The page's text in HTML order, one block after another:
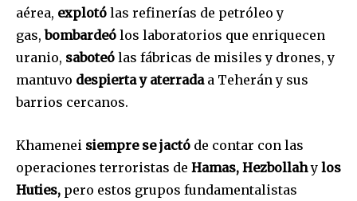
aérea, explotó las refinerías de petróleo y
gas,bombardeó los laboratorios que enriquecen
uranio, saboteó las fábricas de misiles y drones, y
mantuvo despierta y aterrada a Teherán y sus
barrios cercanos.
Khamenei siempre se jactó de contar con las
operaciones terroristas de Hamas, Hezbollahy los
Huties, pero estos grupos fundamentalistas